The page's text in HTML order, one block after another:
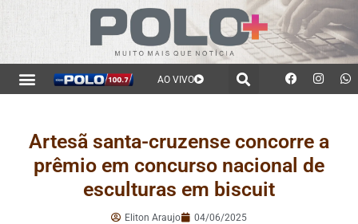
AO VIVO
Artesã santa-cruzense concorre a
prêmio em concurso nacional de
esculturas em biscuit
Eliton Araujo 04/06/2025